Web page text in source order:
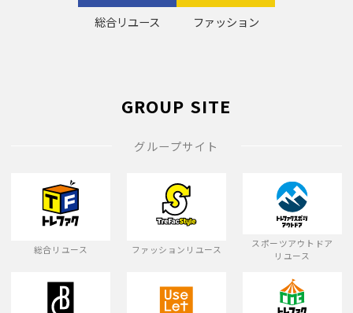
総合リユース ファッション
GROUP SITE
グループサイト
総合リユース ファッションリユース
スポーツアウトドア
リユース